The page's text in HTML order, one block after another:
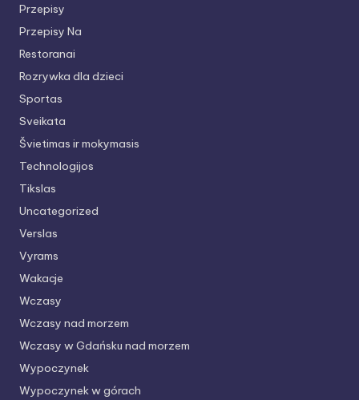
Przepisy
Przepisy Na
Restoranai
Rozrywka dla dzieci
Sportas
Sveikata
Švietimas ir mokymasis
Technologijos
Tikslas
Uncategorized
Verslas
Vyrams
Wakacje
Wczasy
Wczasy nad morzem
Wczasy w Gdańsku nad morzem
Wypoczynek
Wypoczynek w górach